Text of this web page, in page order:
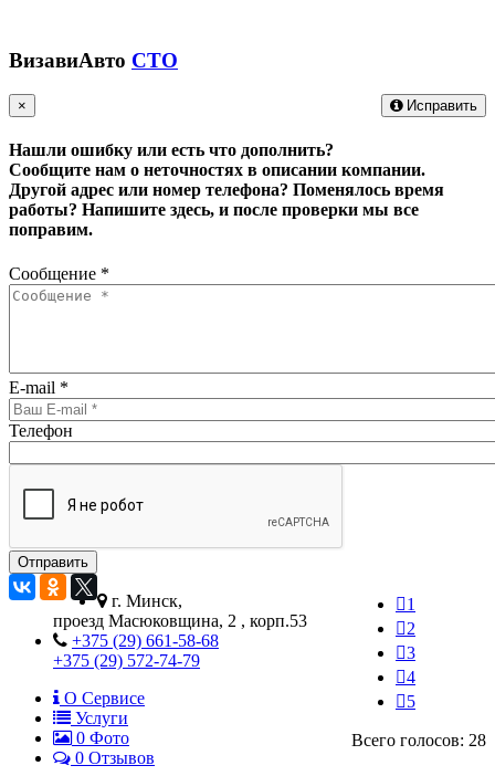
ВизавиАвто СТО
Исправить
×
Нашли ошибку или есть что дополнить?
Сообщите нам о неточностях в описании компании.
Другой адрес или номер телефона? Поменялось время
работы? Напишите здесь, и после проверки мы все
поправим.
Сообщение *
E-mail *
Телефон
1
2
3
4
5
Всего голосов: 28
г. Минск,
проезд Масюковщина, 2 , корп.53
+375 (29) 661-58-68
+375 (29) 572-74-79
О Сервисе
Услуги
0 Фото
0 Отзывов